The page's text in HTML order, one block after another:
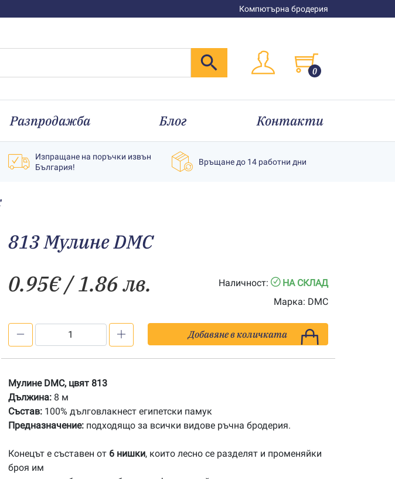
Компютърна бродерия
0
Разпродажба Блог Контакти
Изпращане на поръчки извън
България!
Връщане до 14 работни дни
813 Мулине DMC
0.95€/ 1.86 лв. Наличност:
НА СКЛАД
Марка: DMC
Мулине
DMC
Добавяне в количката
Мулине DMC, цвят 813
Дължина: 8 м
Състав: 100% дълговлакнест египетски памук
Предназначение: подходящо за всички видове ръчна бродерия.
Конецът е съставен от 6 нишки, които лесно се разделят и променяйки
броя им